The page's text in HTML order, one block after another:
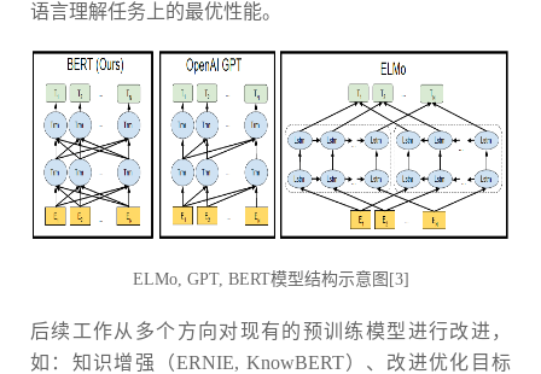
语言理解任务上的最优性能。
ELMo, GPT, BERT模型结构示意图[3]
后续工作从多个方向对现有的预训练模型进行改进，
如：知识增强（ERNIE, KnowBERT）、改进优化目标